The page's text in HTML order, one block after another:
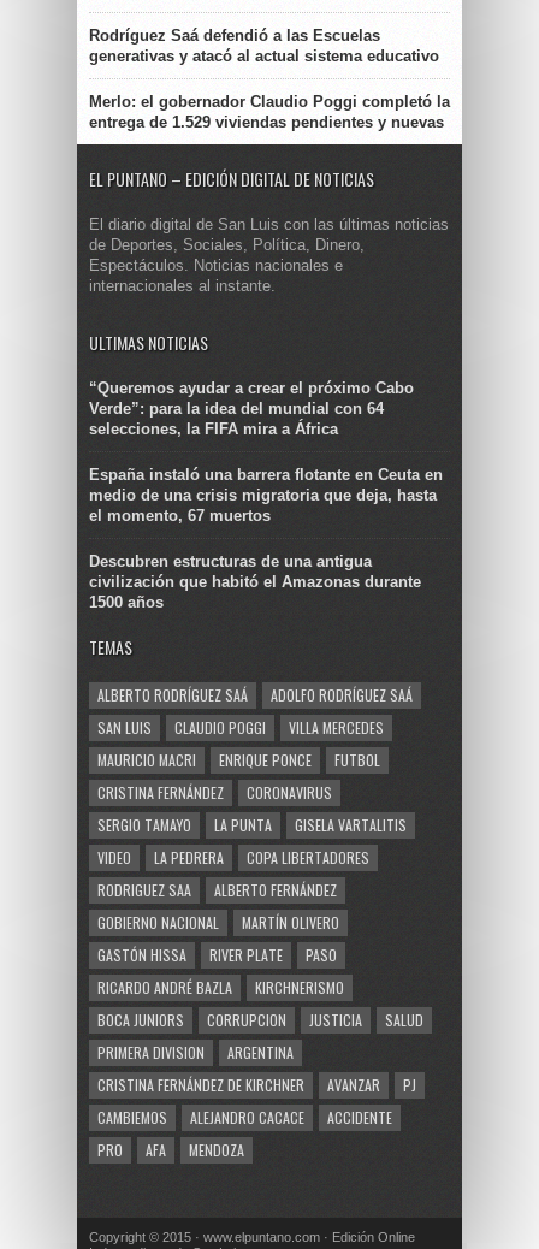
Rodríguez Saá defendió a las Escuelas
generativas y atacó al actual sistema educativo
Merlo: el gobernador Claudio Poggi completó la
entrega de 1.529 viviendas pendientes y nuevas
EL PUNTANO – EDICIÓN DIGITAL DE NOTICIAS
El diario digital de San Luis con las últimas noticias
de Deportes, Sociales, Política, Dinero,
Espectáculos. Noticias nacionales e
internacionales al instante.
ULTIMAS NOTICIAS
“Queremos ayudar a crear el próximo Cabo
Verde”: para la idea del mundial con 64
selecciones, la FIFA mira a África
España instaló una barrera flotante en Ceuta en
medio de una crisis migratoria que deja, hasta
el momento, 67 muertos
Descubren estructuras de una antigua
civilización que habitó el Amazonas durante
1500 años
TEMAS
ALBERTO RODRÍGUEZ SAÁ
ADOLFO RODRÍGUEZ SAÁ
SAN LUIS
CLAUDIO POGGI
VILLA MERCEDES
MAURICIO MACRI
ENRIQUE PONCE
FUTBOL
CRISTINA FERNÁNDEZ
CORONAVIRUS
SERGIO TAMAYO
LA PUNTA
GISELA VARTALITIS
VIDEO
LA PEDRERA
COPA LIBERTADORES
RODRIGUEZ SAA
ALBERTO FERNÁNDEZ
GOBIERNO NACIONAL
MARTÍN OLIVERO
GASTÓN HISSA
RIVER PLATE
PASO
RICARDO ANDRÉ BAZLA
KIRCHNERISMO
BOCA JUNIORS
CORRUPCION JUSTICIA
SALUD
PRIMERA DIVISION
ARGENTINA
CRISTINA FERNÁNDEZ DE KIRCHNER
AVANZAR
PJ
CAMBIEMOS
ALEJANDRO CACACE
ACCIDENTE
PRO
AFA MENDOZA
Copyright © 2015 · www.elpuntano.com · Edición Online